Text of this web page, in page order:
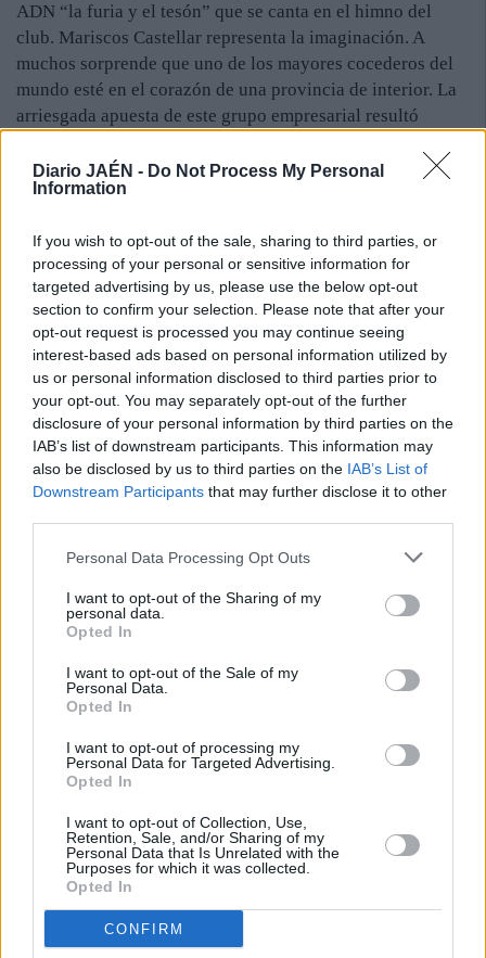
Diario JAÉN - Do Not Process My Personal
Information
If you wish to opt-out of the sale, sharing to third parties, or
processing of your personal or sensitive information for
targeted advertising by us, please use the below opt-out
section to confirm your selection. Please note that after your
opt-out request is processed you may continue seeing
interest-based ads based on personal information utilized by
us or personal information disclosed to third parties prior to
your opt-out. You may separately opt-out of the further
disclosure of your personal information by third parties on the
IAB’s list of downstream participants. This information may
also be disclosed by us to third parties on the IAB’s List of
Downstream Participants that may further disclose it to other
Personal Data Processing Opt Outs
I want to opt-out of the Sharing of my
personal data.
Opted In
I want to opt-out of the Sale of my
Personal Data.
Opted In
I want to opt-out of processing my
Personal Data for Targeted Advertising.
Opted In
I want to opt-out of Collection, Use,
Retention, Sale, and/or Sharing of my
Personal Data that Is Unrelated with the
Purposes for which it was collected.
Opted In
CONFIRM
ADN “la furia y el tesón” que se canta en el himno del
club. Mariscos Castellar representa la imaginación. A
muchos sorprende que uno de los mayores cocederos del
mundo esté en el corazón de una provincia de interior. La
arriesgada apuesta de este grupo empresarial resultó
un negocio que rezuma innovación.
Pío Aguirre Zamorano es el primer jiennense que ha
General del Poder Judicial, el órgano de gobierno de los
jueces de España. Su trayectoria profesional es intachable
y su calidad humana está fuera de toda duda. Por ello,
recibe la honra de su tierra, de Jaén. Finalmente, la ONCE,
que cumple su 75 aniversario ofreciendo una oportunidad
laboral y vital a aquellos que más lo necesitan.
El cantautor Víctor Manuel recibió el Premio Especial
“Jaén, Mar de Olivos”. Fue uno de los más aplaudidos de
una noche para recordar, aquella en la que Jaén reconoce a
sus hijos más ilustres, embajadores de su tierra.